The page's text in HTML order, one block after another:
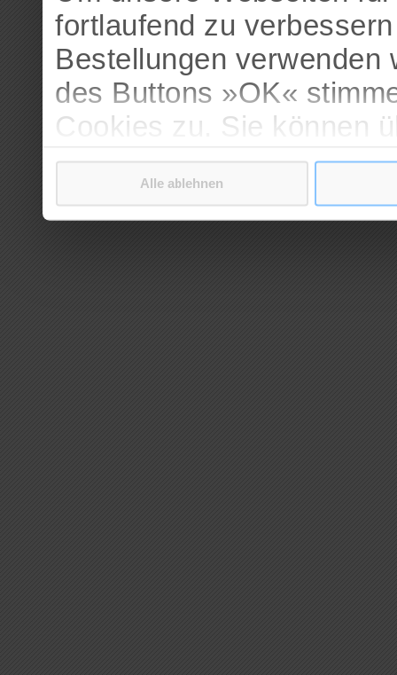
fortlaufend zu
Bestellungen
des Buttons »OK«
Cookies zu. Sie können
verschiedenen Cookies
bestätigen.
Weitere Informationen
Alle ablehnen